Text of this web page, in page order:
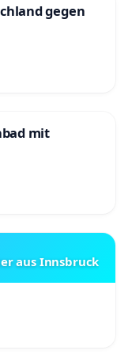
gegen
mit
aus Innsbruck